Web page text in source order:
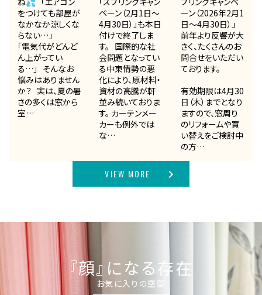
をつけても部屋が
なかなか涼しくな
らない…」
「電気代がどんど
ん上がってい
る…」 そんなお
悩みはありません
か？ 実は、夏の暑
さの多くは窓から
室…
ペーン（2月1日～
4月30日）」も本日
付けで終了しま
す。 国際的な社
会問題となってい
る中東情勢の悪
化により、原材料・
資材の高騰が軒
並み続いておりま
す。 カーテンメー
カーも例外では
な…
ーン（2026年2月1
日～4月30日）」
前年より反響が大
きく、たくさんのお
問合せをいただい
ております。
有効期限は4月30
日（木）までとなり
ますので、窓周り
のリフォームや買
い替えをご検討中
の方…
VIEW MORE
『顔』になる存在
お気に入りの空間